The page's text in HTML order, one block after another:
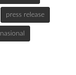
press release